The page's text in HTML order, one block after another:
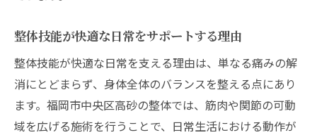
整体技能が快適な日常をサポートする理由
整体技能が快適な日常を支える理由は、単なる痛みの解
消にとどまらず、身体全体のバランスを整える点にあり
ます。福岡市中央区高砂の整体では、筋肉や関節の可動
域を広げる施術を行うことで、日常生活における動作が